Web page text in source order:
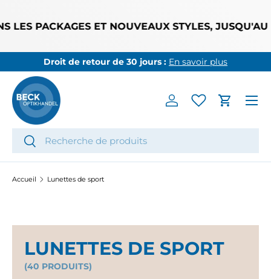
ALLER AU CONTENU
PACKAGES ET NOUVEAUX STYLES, JUSQU'AU 31
Droit de retour de 30 jours : En savoir plus
Recherche
Rechercher
Se connecterPanier
Menu
Accueil Lunettes de sport
LUNETTES DE SPORT
(40 PRODUITS)